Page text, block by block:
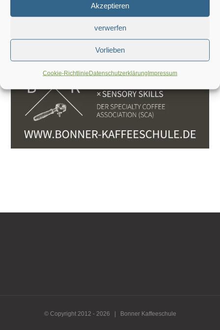
Akzeptieren
verwerfen
Vorlieben
Cookie-RichtlinieDatenschutzerklärungImpressum
© Copyright 2012 - 2026 | Bonner Kaffeeschule